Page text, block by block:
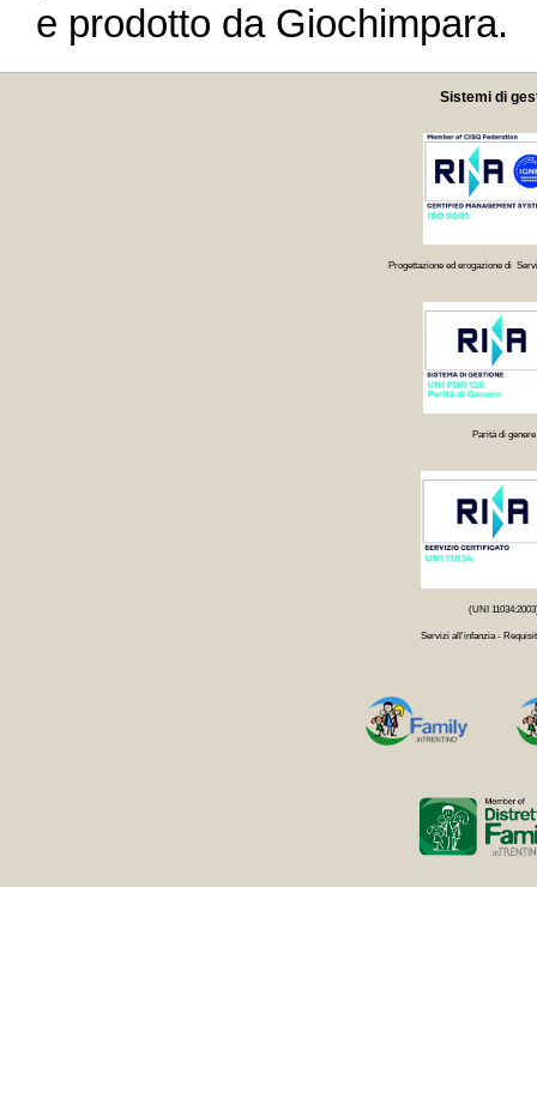
e prodotto da Giochimpara.
Sistemi di
Progettazione ed erogazione di
Parità di genere
(UNI
Servizi all'infanzia -